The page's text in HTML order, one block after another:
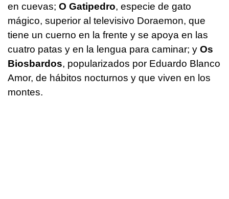
en cuevas; O Gatipedro, especie de gato
mágico, superior al televisivo Doraemon, que
tiene un cuerno en la frente y se apoya en las
cuatro patas y en la lengua para caminar; y Os
Biosbardos, popularizados por Eduardo Blanco
Amor, de hábitos nocturnos y que viven en los
montes.